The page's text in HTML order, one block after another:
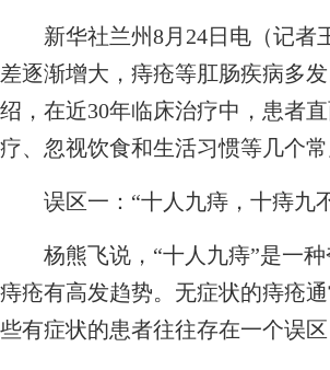
新华社兰州8月24日电（记者
差逐渐增大，痔疮等肛肠疾病多
绍，在近30年临床治疗中，患者直
疗、忽视饮食和生活习惯等几个常
误区一：“十人九痔，十痔九
杨熊飞说，“十人九痔”是一种
痔疮有高发趋势。无症状的痔疮
些有症状的患者往往存在一个误